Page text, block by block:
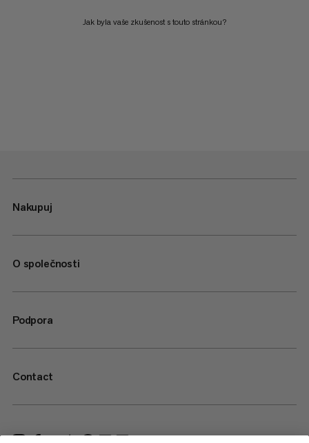
Jak byla vaše zkušenost s touto stránkou?
Nakupuj
O společnosti
Podpora
Contact